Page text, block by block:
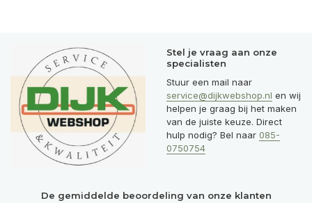
Stel je vraag aan onze
specialisten
Stuur een mail naar
service@dijkwebshop.nl en wij
helpen je graag bij het maken
van de juiste keuze. Direct
hulp nodig? Bel naar 085-
0750754
De gemiddelde beoordeling van onze klanten